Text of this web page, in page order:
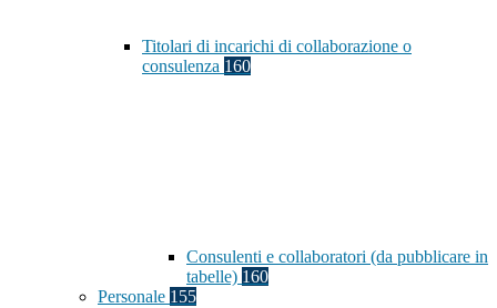
Titolari di incarichi di collaborazione o
consulenza 160
Consulenti e collaboratori (da pubblicare in
tabelle) 160
Personale 155